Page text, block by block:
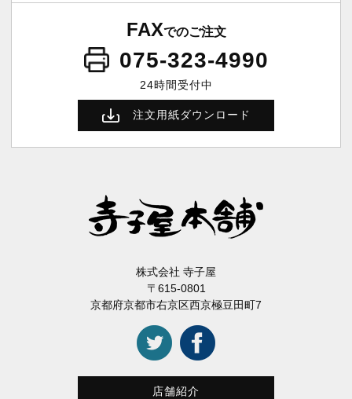
FAXでのご注文
075-323-4990
24時間受付中
注文用紙ダウンロード
株式会社 寺子屋
〒615-0801
京都府京都市右京区西京極豆田町7
店舗紹介